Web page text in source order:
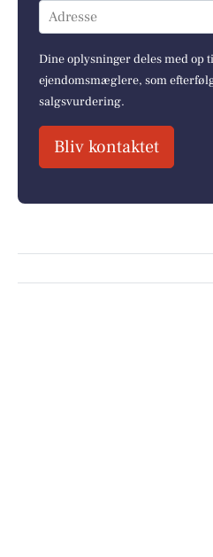
Adresse
Dine oplysninger deles med op
ejendomsmæglere, som
salgsvurdering.
Bliv kontaktet